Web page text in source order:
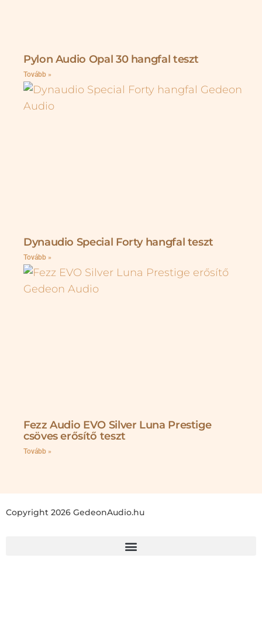
Pylon Audio Opal 30 hangfal teszt
Tovább »
Dynaudio Special Forty hangfal teszt
Tovább »
Fezz Audio EVO Silver Luna Prestige
csöves erősítő teszt
Tovább »
Copyright 2026 GedeonAudio.hu